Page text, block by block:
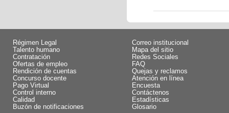
Régimen Legal
Talento humano
Contratación
Ofertas de empleo
Rendición de cuentas
Concurso docente
Pago Virtual
Control interno
Calidad
Buzón de notificaciones
Correo institucional
Mapa del sitio
Redes Sociales
FAQ
Quejas y reclamos
Atención en línea
Encuesta
Contáctenos
Estadísticas
Glosario